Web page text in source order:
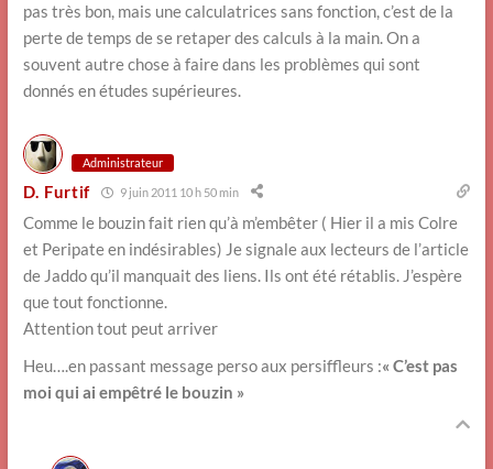
pas très bon, mais une calculatrices sans fonction, c’est de la
perte de temps de se retaper des calculs à la main. On a
souvent autre chose à faire dans les problèmes qui sont
donnés en études supérieures.
Administrateur
D. Furtif 9 juin 2011 10 h 50 min
Comme le bouzin fait rien qu’à m’embêter ( Hier il a mis Colre
et Peripate en indésirables) Je signale aux lecteurs de l’article
de Jaddo qu’il manquait des liens. Ils ont été rétablis. J’espère
que tout fonctionne.
Attention tout peut arriver
Heu….en passant message perso aux persiffleurs :« C’est pas
moi qui ai empêtré le bouzin »